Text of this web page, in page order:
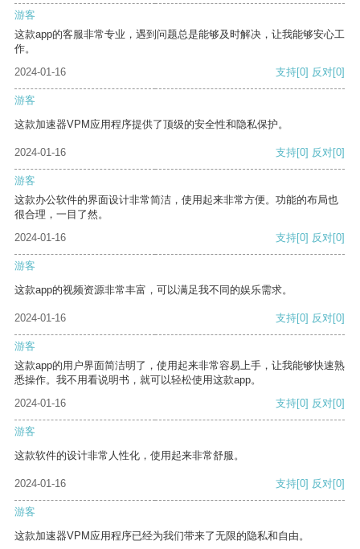
游客
这款app的客服非常专业，遇到问题总是能够及时解决，让我能够安心工
作。
2024-01-16
支持[0] 反对[0]
游客
这款加速器VPM应用程序提供了顶级的安全性和隐私保护。
2024-01-16 支持[0] 反对[0]
游客
这款办公软件的界面设计非常简洁，使用起来非常方便。功能的布局也
很合理，一目了然。
2024-01-16
支持[0] 反对[0]
游客
这款app的视频资源非常丰富，可以满足我不同的娱乐需求。
2024-01-16 支持[0] 反对[0]
游客
这款app的用户界面简洁明了，使用起来非常容易上手，让我能够快速熟
悉操作。我不用看说明书，就可以轻松使用这款app。
2024-01-16
支持[0] 反对[0]
游客
这款软件的设计非常人性化，使用起来非常舒服。
2024-01-16 支持[0] 反对[0]
游客
这款加速器VPM应用程序已经为我们带来了无限的隐私和自由。